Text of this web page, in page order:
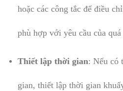
hoặc các công tắc để điều
phù hợp với yêu cầu của
Thiết lập thời gian: Nếu có
gian, thiết lập thời gian